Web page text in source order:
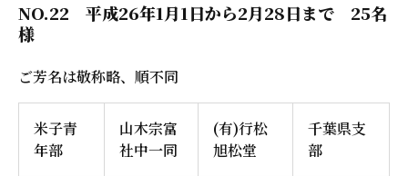
NO.22 平成26年1月1日から2月28日まで 25名
様
ご芳名は敬称略、順不同
米子青
年部
山木宗富
社中一同
(有)行松
旭松堂
千葉県支
部